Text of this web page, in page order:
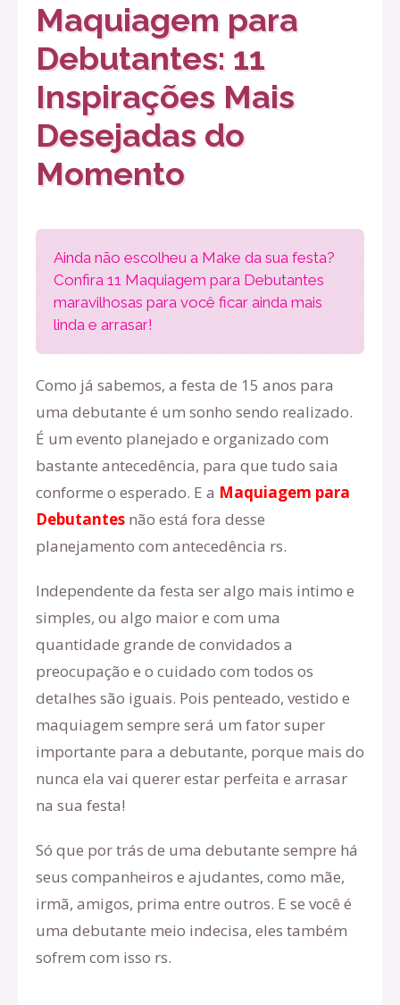
Maquiagem para
Debutantes: 11
Inspirações Mais
Desejadas do
Momento
Ainda não escolheu a Make da sua festa?
Confira 11 Maquiagem para Debutantes
maravilhosas para você ficar ainda mais
linda e arrasar!
Como já sabemos, a festa de 15 anos para
uma debutante é um sonho sendo realizado.
É um evento planejado e organizado com
bastante antecedência, para que tudo saia
conforme o esperado. E a Maquiagem para
Debutantes não está fora desse
planejamento com antecedência rs.
Independente da festa ser algo mais intimo e
simples, ou algo maior e com uma
quantidade grande de convidados a
preocupação e o cuidado com todos os
detalhes são iguais. Pois penteado, vestido e
maquiagem sempre será um fator super
importante para a debutante, porque mais do
nunca ela vai querer estar perfeita e arrasar
na sua festa!
Só que por trás de uma debutante sempre há
seus companheiros e ajudantes, como mãe,
irmã, amigos, prima entre outros. E se você é
uma debutante meio indecisa, eles também
sofrem com isso rs.